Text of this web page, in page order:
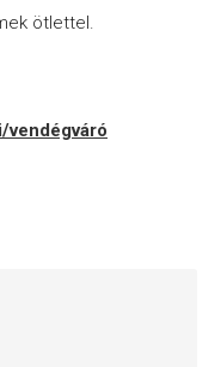
ötlettel.
vendégváró